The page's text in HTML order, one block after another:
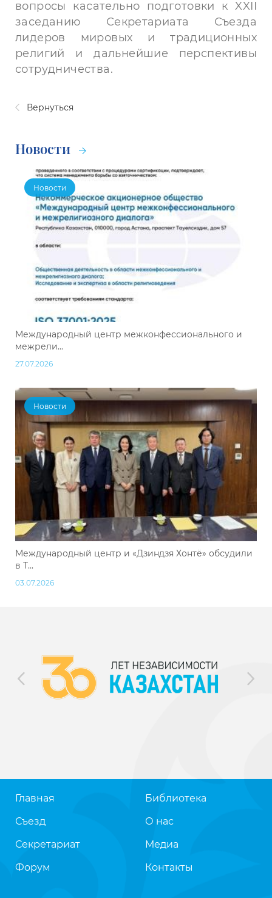
вопросы касательно подготовки к XXII
заседанию Секретариата Съезда
лидеров мировых и традиционных
религий и дальнейшие перспективы
сотрудничества.
Вернуться
Новости
Новости
Международный центр межконфессионального и
межрели...
27.07.2026
Новости
Международный центр и «Дзиндзя Хонтё» обсудили
в Т...
03.07.2026
Главная
Съезд
Секретариат
Форум
Библиотека
О нас
Медиа
Контакты